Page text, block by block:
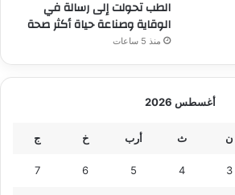
الطب تحولت إلى رسالة في
الوقاية وصناعة حياة أكثر صحة
منذ 5 ساعات
أغسطس 2026
ن ث أرب خ ج
3
4
5
6
7